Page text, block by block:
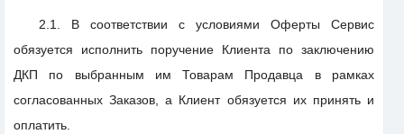
2.1. В соответствии с условиями Оферты Сервис
обязуется исполнить поручение Клиента по заключению
ДКП по выбранным им Товарам Продавца в рамках
согласованных Заказов, а Клиент обязуется их принять и
оплатить.